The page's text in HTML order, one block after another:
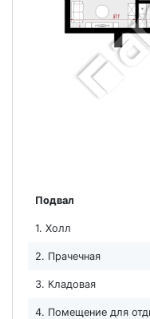
Подвал
1. Холл
2. Прачечная
3. Кладовая
4. Помещение для